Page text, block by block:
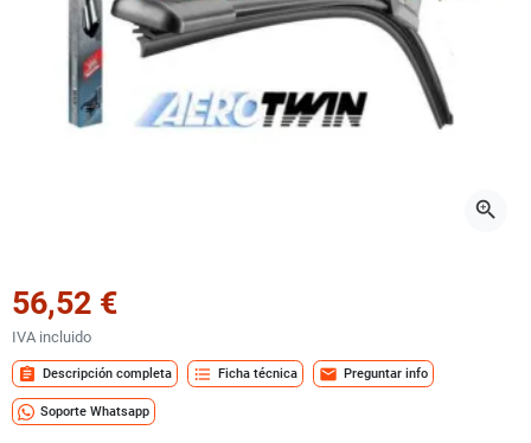
zoom_in
56,52 €
IVA incluido
assignment Descripción completa format_list_bulleted Ficha técnica mail Preguntar info
Soporte Whatsapp